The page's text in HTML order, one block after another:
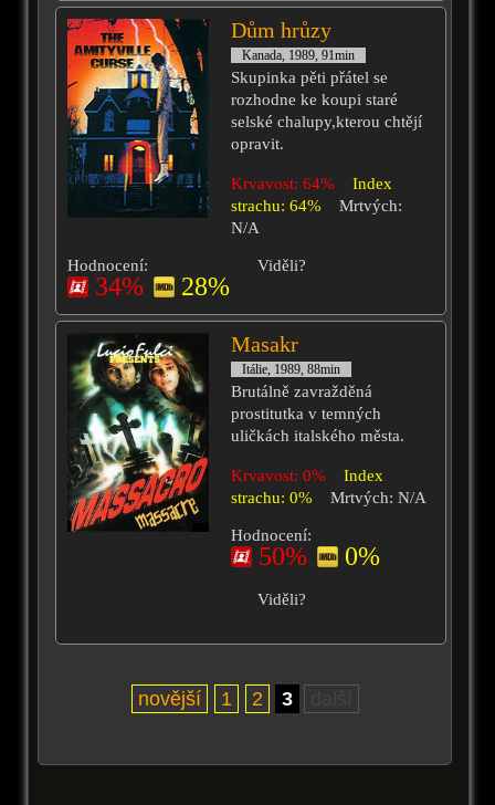
Dům hrůzy
Kanada, 1989, 91min
Skupinka pěti přátel se
rozhodne ke koupi staré
selské chalupy,kterou chtějí
opravit.
Krvavost: 64%
Index
strachu: 64%
Mrtvých:
N/A
Hodnocení:
34% 28%
Viděli?
Masakr
Itálie, 1989, 88min
Brutálně zavražděná
prostitutka v temných
uličkách italského města.
Krvavost: 0%
Index
strachu: 0%
Mrtvých: N/A
Hodnocení:
50% 0%
Viděli?
novější 1 2 3